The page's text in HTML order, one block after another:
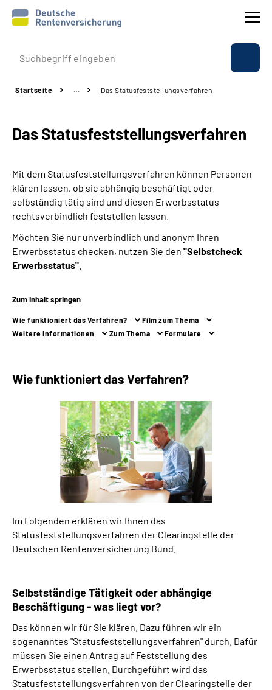
Prävention
Rente
Beratung & Kontakt
Experten
Über uns & Presse
Online-Services
Suche
Language
Leichte Sprache
Mein Kundenportal
Startseite … Das Statusfeststellungs­verfahren
Das Statusfeststellungs­verfahren
Mit dem Statusfeststellungsverfahren können Personen
klären lassen, ob sie abhängig beschäftigt oder
selbständig tätig sind und diesen Erwerbsstatus
rechtsverbindlich feststellen lassen.
Möchten Sie nur unverbindlich und anonym Ihren
Erwerbsstatus checken, nutzen Sie den "Selbstcheck
Erwerbsstatus"
Zum Inhalt springen
Wie funktioniert das Verfahren?
Film zum Thema
Weitere Informationen
Zum Thema Formulare
Wie funktioniert das Verfahren?
Im Folgenden erklären wir Ihnen das
Statusfeststellungsverfahren der Clearingstelle der
Deutschen Rentenversicherung Bund.
Selbstständige Tätigkeit oder abhängige
Beschäftigung - was liegt vor?
Das können wir für Sie klären. Dazu führen wir ein
sogenanntes "Statusfeststellungsverfahren" durch. Dafür
müssen Sie einen Antrag auf Feststellung des
Erwerbsstatus stellen. Durchgeführt wird das
Statusfeststellungsverfahren von der Clearingstelle der